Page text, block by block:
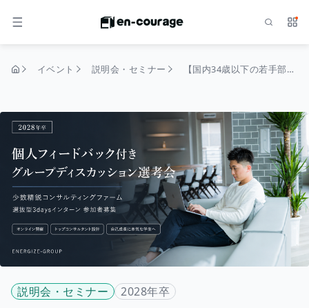
メニュー サ
イベント 説明会・セミナー 【国内34歳以下の若手部門 第1位】個人フィードバック付きグループディスカッション選考 ！28卒｜選抜型3daysインターン！
説明会・セミナー 2028年卒